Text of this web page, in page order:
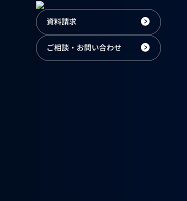
資料請求
ご相談・お問い合わせ